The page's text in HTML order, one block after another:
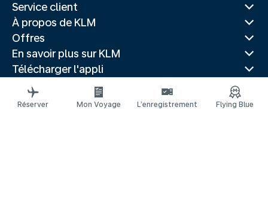
Service client
À propos de KLM
Offres
En savoir plus sur KLM
Télécharger l'appli
Sites Web associés
Guides de voyage
Réserver Mon Voyage L’enregistrement Flying Blue